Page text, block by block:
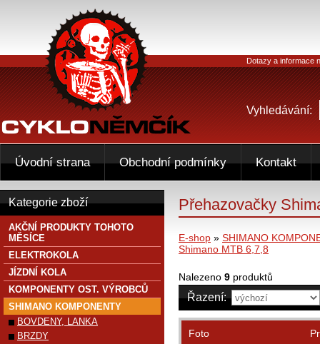
Přehazovačky
E-shop » SHIMANO
Shimano MTB 6,7,8
Nalezeno 9 produktů
Řazení:
Foto
Kategorie zboží
AKČNÍ PRODUKTY TOHOTO
MĚSÍCE
ELEKTROKOLA
JÍZDNÍ KOLA
KOMPONENTY OST. VÝROBCŮ
SHIMANO KOMPONENTY
BOVDENY, LANKA
BRZDY
Dotazy a informace
Vyhledávání:
Úvodní strana Obchodní podmínky Kontakt